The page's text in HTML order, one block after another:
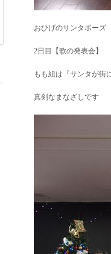
おひげのサンタポーズ
2日目【歌の発表会】
もも組は『サンタが街
真剣なまなざしです